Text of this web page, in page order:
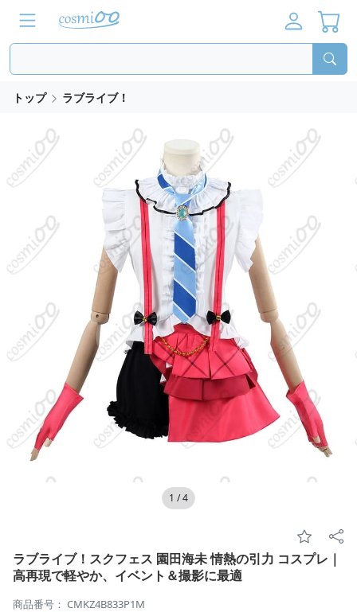
トップ ラブライブ！
1 /4
ラブライブ！スクフェス 園田海未 情熱の引力 コスプレ｜
高再現で軽やか、イベント＆撮影に最適
商品番号： CMKZ4B833P1M